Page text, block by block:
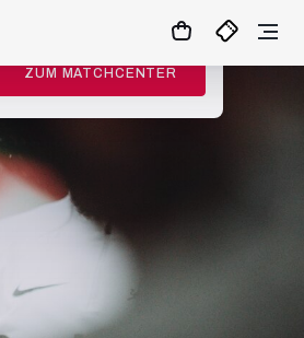
ZUM MATCHCENTER